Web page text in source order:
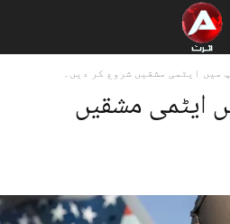
میں ایٹمی مشقیں شروع کر دیں۔
ایٹمی مشقیں